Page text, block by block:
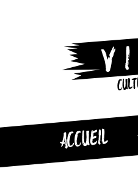
ACCUEIL